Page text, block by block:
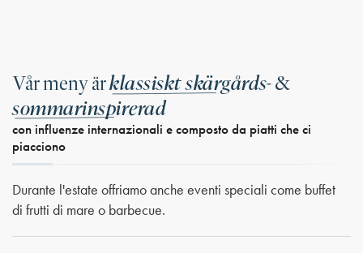
Vår meny ärklassiskt skärgårds-&
sommarinspirerad
con influenze internazionali e composto da piatti che ci
piacciono
Durante l'estate offriamo anche eventi speciali come buffet
di frutti di mare o barbecue.